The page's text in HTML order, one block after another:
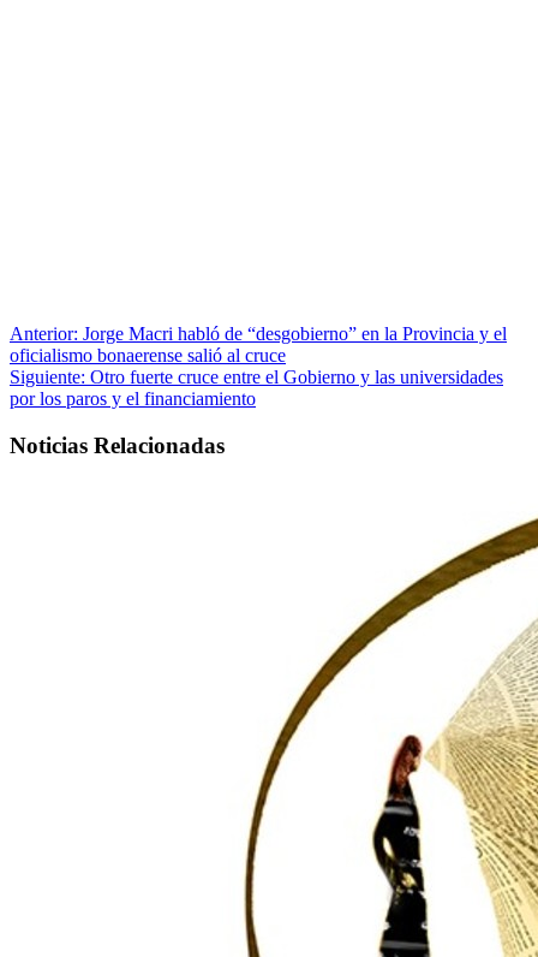
Anterior: Jorge Macri habló de “desgobierno” en la Provincia y el
oficialismo bonaerense salió al cruce
Siguiente: Otro fuerte cruce entre el Gobierno y las universidades
por los paros y el financiamiento
Noticias Relacionadas